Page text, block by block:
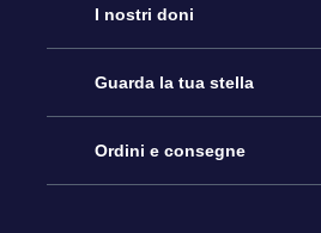
Assistenza
Contattaci
Blog
I nostri doni
Online Star Gift
Pacchetto regalo OSR
Guarda la tua stella
Registro stellare
Ordini e consegne